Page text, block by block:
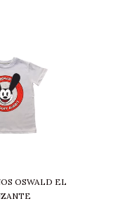
OSWALD EL